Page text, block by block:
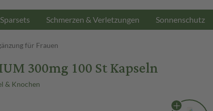
Sparsets Schmerzen & Verletzungen Sonnenschutz
für Frauen
300mg 100 St Kapseln
& Knochen